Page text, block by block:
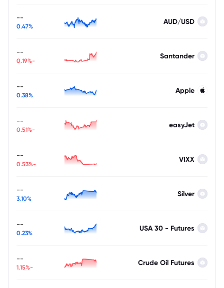
AUD/USD
--
0.47%
Santander
--
-0.19%
Apple
--
0.38%
easyJet
--
-0.51%
VIXX
--
-0.53%
Silver
--
3.10%
USA 30 - Futures
--
0.23%
Crude Oil Futures
--
-1.15%